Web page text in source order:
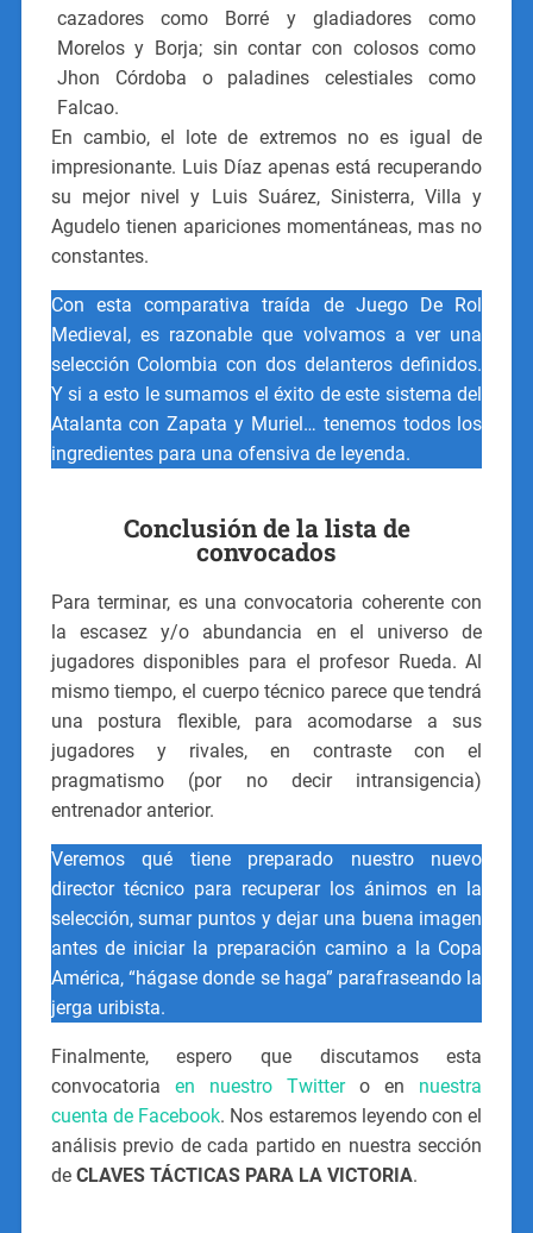
cazadores como Borré y gladiadores como
Morelos y Borja; sin contar con colosos como
Jhon Córdoba o paladines celestiales como
Falcao.
En cambio, el lote de extremos no es igual de
impresionante. Luis Díaz apenas está recuperando
su mejor nivel y Luis Suárez, Sinisterra, Villa y
Agudelo tienen apariciones momentáneas, mas no
constantes.
Con esta comparativa traída de Juego De Rol
Medieval, es razonable que volvamos a ver una
selección Colombia con dos delanteros definidos.
Y si a esto le sumamos el éxito de este sistema del
Atalanta con Zapata y Muriel… tenemos todos los
ingredientes para una ofensiva de leyenda.
Conclusión de la lista de
convocados
Para terminar, es una convocatoria coherente con
la escasez y/o abundancia en el universo de
jugadores disponibles para el profesor Rueda. Al
mismo tiempo, el cuerpo técnico parece que tendrá
una postura flexible, para acomodarse a sus
jugadores y rivales, en contraste con el
pragmatismo (por no decir intransigencia)
entrenador anterior.
Veremos qué tiene preparado nuestro nuevo
director técnico para recuperar los ánimos en la
selección, sumar puntos y dejar una buena imagen
antes de iniciar la preparación camino a la Copa
América, “hágase donde se haga” parafraseando la
jerga uribista.
Finalmente, espero que discutamos esta
convocatoria en nuestro Twittero en nuestra
cuenta de Facebook. Nos estaremos leyendo con el
análisis previo de cada partido en nuestra sección
de CLAVES TÁCTICAS PARA LA VICTORIA.